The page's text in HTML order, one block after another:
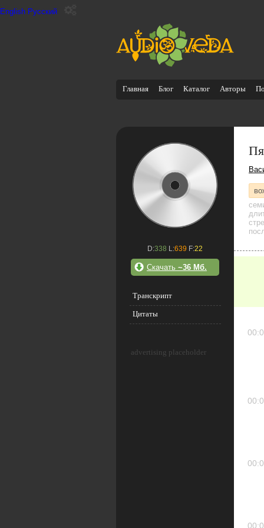
English Русский
Главная Блог Каталог Авторы
D:338 L:639 F:22
Скачать ~36 Мб.
Транскрипт
Цитаты
advertising placeholder